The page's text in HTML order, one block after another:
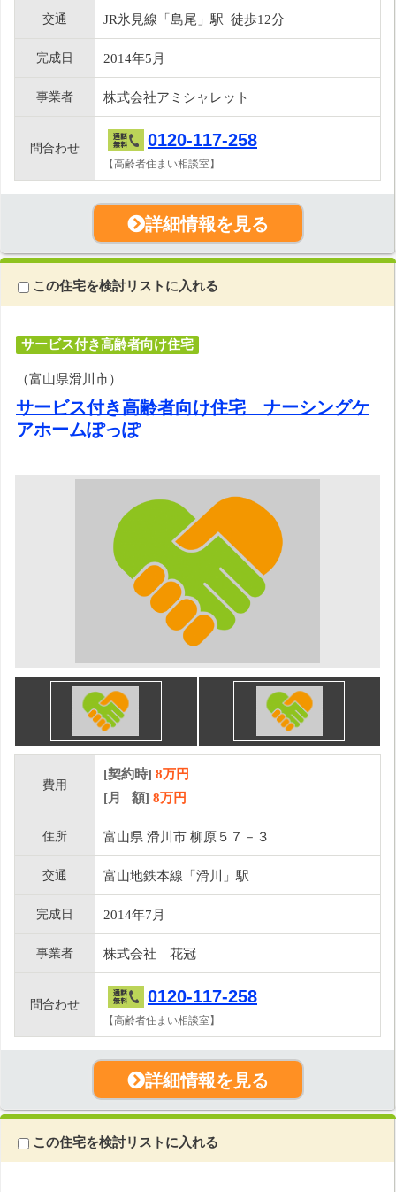
交通 JR氷見線「島尾」駅 徒歩12分
完成日 2014年5月
事業者 株式会社アミシャレット
問合わせ 0120-117-258
【高齢者住まい相談室】
詳細情報を見る
この住宅を検討リストに入れる
サービス付き高齢者向け住宅
（富山県滑川市）
サービス付き高齢者向け住宅 ナーシングケ
アホームぽっぽ
費用
[契約時] 8万円
[月 額] 8万円
住所 富山県 滑川市 柳原５７－３
交通 富山地鉄本線「滑川」駅
完成日 2014年7月
事業者 株式会社 花冠
問合わせ 0120-117-258
【高齢者住まい相談室】
詳細情報を見る
この住宅を検討リストに入れる